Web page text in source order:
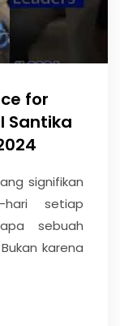
for
Santika
signifikan
hari setiap
sebuah
karena